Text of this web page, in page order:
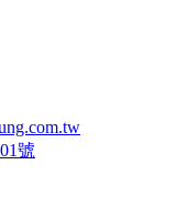
號